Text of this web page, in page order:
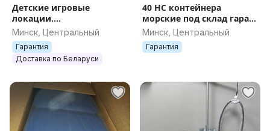
Детские игровые
локации.
Развлекательное
оборудование
Минск, Центральный
Гарантия
Доставка по Беларуси
40 HC контейнера
морские под склад гараж
бытовку офис кафе
вагончик
Минск, Центральный
Гарантия